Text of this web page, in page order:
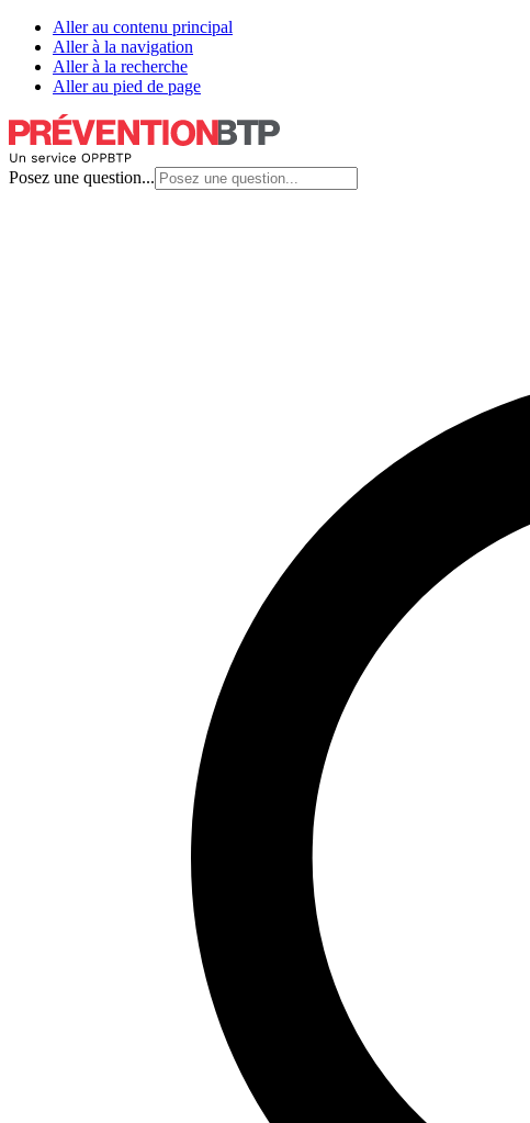
Aller au contenu principal
Aller à la navigation
Aller à la recherche
Aller au pied de page
Posez une question...